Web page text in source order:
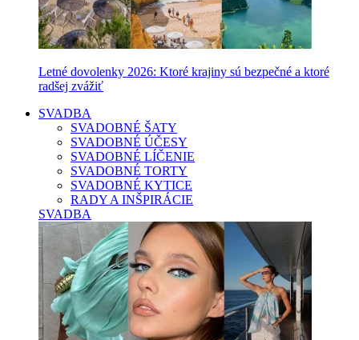
Letné dovolenky 2026: Ktoré krajiny sú bezpečné a ktoré
radšej zvážiť
SVADBA
SVADOBNÉ ŠATY
SVADOBNÉ ÚČESY
SVADOBNÉ LÍČENIE
SVADOBNÉ TORTY
SVADOBNÉ KYTICE
RADY A INŠPIRÁCIE
SVADBA